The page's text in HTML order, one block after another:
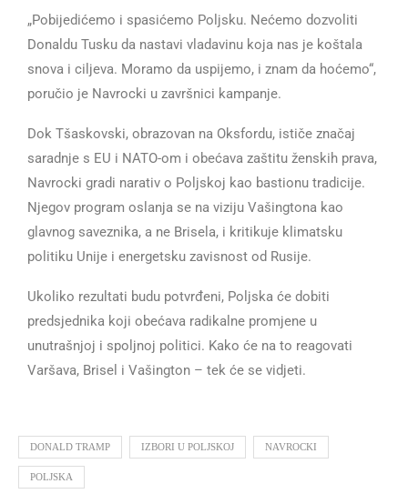
„Pobijedićemo i spasićemo Poljsku. Nećemo dozvoliti
Donaldu Tusku da nastavi vladavinu koja nas je koštala
snova i ciljeva. Moramo da uspijemo, i znam da hoćemo“,
poručio je Navrocki u završnici kampanje.
Dok Tšaskovski, obrazovan na Oksfordu, ističe značaj
saradnje s EU i NATO-om i obećava zaštitu ženskih prava,
Navrocki gradi narativ o Poljskoj kao bastionu tradicije.
Njegov program oslanja se na viziju Vašingtona kao
glavnog saveznika, a ne Brisela, i kritikuje klimatsku
politiku Unije i energetsku zavisnost od Rusije.
Ukoliko rezultati budu potvrđeni, Poljska će dobiti
predsjednika koji obećava radikalne promjene u
unutrašnjoj i spoljnoj politici. Kako će na to reagovati
Varšava, Brisel i Vašington – tek će se vidjeti.
DONALD TRAMP IZBORI U POLJSKOJ NAVROCKI
POLJSKA